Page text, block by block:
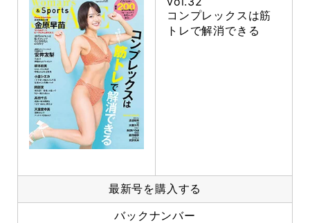
コンプレックスは筋
トレで解消できる
最新号を購入する
バックナンバー